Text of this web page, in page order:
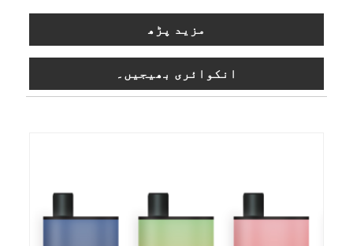
مزید پڑھ
انکوائری بھیجیں۔